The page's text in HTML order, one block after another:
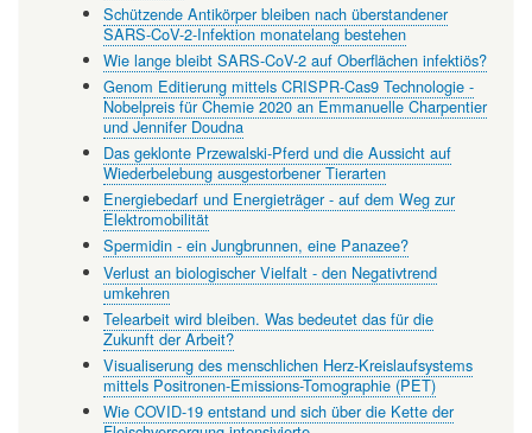
Schützende Antikörper bleiben nach überstandener
SARS-CoV-2-Infektion monatelang bestehen
Wie lange bleibt SARS-CoV-2 auf Oberflächen infektiös?
Genom Editierung mittels CRISPR-Cas9 Technologie -
Nobelpreis für Chemie 2020 an Emmanuelle Charpentier
und Jennifer Doudna
Das geklonte Przewalski-Pferd und die Aussicht auf
Wiederbelebung ausgestorbener Tierarten
Energiebedarf und Energieträger - auf dem Weg zur
Elektromobilität
Spermidin - ein Jungbrunnen, eine Panazee?
Verlust an biologischer Vielfalt - den Negativtrend
umkehren
Telearbeit wird bleiben. Was bedeutet das für die
Zukunft der Arbeit?
Visualiserung des menschlichen Herz-Kreislaufsystems
mittels Positronen-Emissions-Tomographie (PET)
Wie COVID-19 entstand und sich über die Kette der